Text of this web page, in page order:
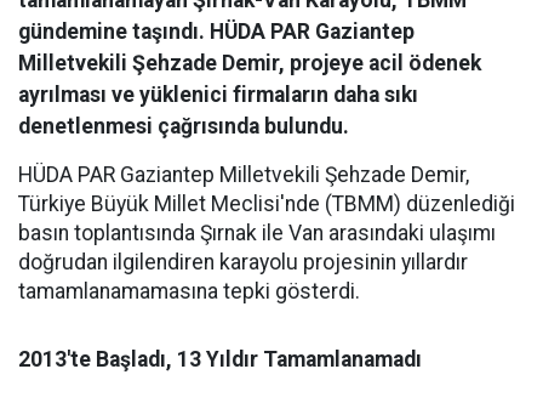
gündemine taşındı. HÜDA PAR Gaziantep
Milletvekili Şehzade Demir, projeye acil ödenek
ayrılması ve yüklenici firmaların daha sıkı
denetlenmesi çağrısında bulundu.
HÜDA PAR Gaziantep Milletvekili Şehzade Demir,
Türkiye Büyük Millet Meclisi'nde (TBMM) düzenlediği
basın toplantısında Şırnak ile Van arasındaki ulaşımı
doğrudan ilgilendiren karayolu projesinin yıllardır
tamamlanamamasına tepki gösterdi.
2013'te Başladı, 13 Yıldır Tamamlanamadı